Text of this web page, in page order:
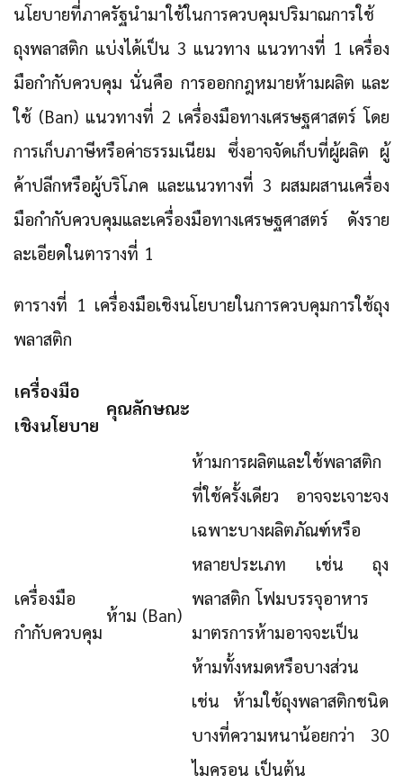
นโยบายที่ภาครัฐนำมาใช้ในการควบคุมปริมาณการใช้
ถุงพลาสติก แบ่งได้เป็น 3 แนวทาง แนวทางที่ 1 เครื่อง
มือกำกับควบคุม นั่นคือ การออกกฎหมายห้ามผลิต และ
ใช้ (Ban) แนวทางที่ 2 เครื่องมือทางเศรษฐศาสตร์ โดย
การเก็บภาษีหรือค่าธรรมเนียม ซึ่งอาจจัดเก็บที่ผู้ผลิต ผู้
ค้าปลีกหรือผู้บริโภค และแนวทางที่ 3 ผสมผสานเครื่อง
มือกำกับควบคุมและเครื่องมือทางเศรษฐศาสตร์ ดังราย
ละเอียดในตารางที่ 1
ตารางที่ 1 เครื่องมือเชิงนโยบายในการควบคุมการใช้ถุง
พลาสติก
เครื่องมือ
เชิงนโยบาย
คุณลักษณะ
เครื่องมือ
กำกับควบคุม
ห้าม (Ban)
ห้ามการผลิตและใช้พลาสติก
ที่ใช้ครั้งเดียว อาจจะเจาะจง
เฉพาะบางผลิตภัณฑ์หรือ
หลายประเภท เช่น ถุง
พลาสติก โฟมบรรจุอาหาร
มาตรการห้ามอาจจะเป็น
ห้ามทั้งหมดหรือบางส่วน
เช่น ห้ามใช้ถุงพลาสติกชนิด
บางที่ความหนาน้อยกว่า 30
ไมครอน เป็นต้น